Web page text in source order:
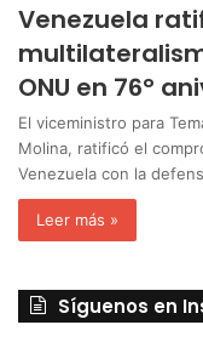
Venezuela
ONU en 76°
El viceministro para
Molina, ratificó el
Venezuela con la
Leer más »
Síguenos en